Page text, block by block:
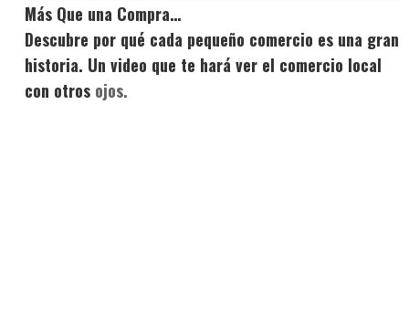
Más Que una Compra…
Descubre por qué cada pequeño comercio es una gran
historia. Un video que te hará ver el comercio local
con otros ojos.